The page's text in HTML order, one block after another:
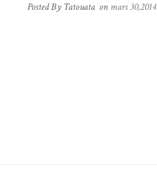
Posted By Tatouata on mars 30,2014